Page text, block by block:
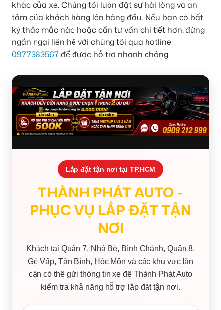
khác của xe. Chúng tôi luôn đặt sự hài lòng và an
tâm của khách hàng lên hàng đầu. Nếu bạn có bất
kỳ thắc mắc nào hoặc cần tư vấn chi tiết hơn, đừng
ngần ngại liên hệ với chúng tôi qua hotline
0977383567để được hỗ trợ nhanh chóng.
Lắp đặt tận nơi tại TP.HCM
THÀNH PHÁT AUTO -
PHỤC VỤ LẮP ĐẶT TẬN
NƠI
Khách tại Quận 7, Nhà Bè, Bình Chánh, Quận 8,
Gò Vấp, Tân Bình, Hóc Môn và các khu vực lân
cận có thể gửi thông tin xe để Thành Phát Auto
kiểm tra khả năng hỗ trợ lắp đặt tận nơi.